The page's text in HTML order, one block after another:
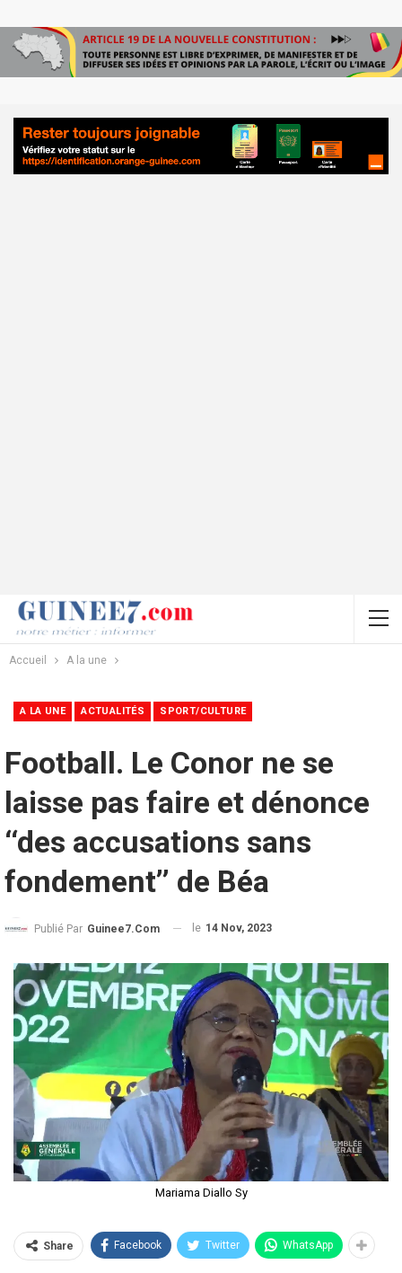
Accueil A la une
A LA UNE ACTUALITÉS SPORT/CULTURE
Football. Le Conor ne se
laisse pas faire et dénonce
‘‘des accusations sans
fondement’’ de Béa
Publié Par Guinee7.com le 14 Nov, 2023
Mariama Diallo Sy
Share Facebook Twitter WhatsApp